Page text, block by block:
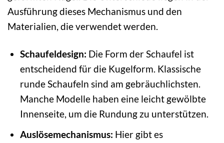
Ausführung dieses Mechanismus und den
Materialien, die verwendet werden.
Schaufeldesign: Die Form der Schaufel ist
entscheidend für die Kugelform. Klassische
runde Schaufeln sind am gebräuchlichsten.
Manche Modelle haben eine leicht gewölbte
Innenseite, um die Rundung zu unterstützen.
Auslösemechanismus: Hier gibt es